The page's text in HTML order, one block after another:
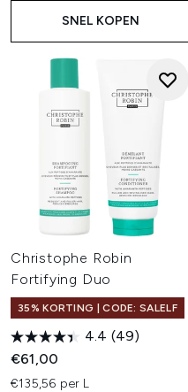
SNEL KOPEN
Christophe Robin
Fortifying Duo
35% KORTING | CODE: SALELF
4.4 (49)
€61,00
€135,56 per L